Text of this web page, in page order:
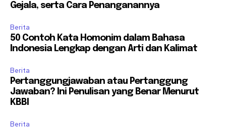
Gejala, serta Cara Penanganannya
Berita
50 Contoh Kata Homonim dalam Bahasa
Indonesia Lengkap dengan Arti dan Kalimat
Berita
Pertanggungjawaban atau Pertanggung
Jawaban? Ini Penulisan yang Benar Menurut
KBBI
Berita